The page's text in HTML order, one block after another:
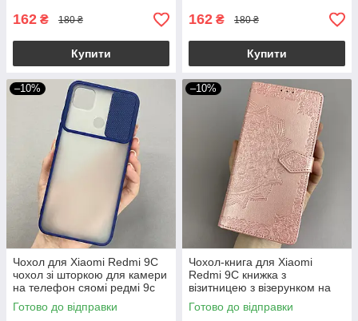
162 ₴ 180 ₴
Купити
162 ₴ 180 ₴
Купити
–10%
Чохол для Xiaomi Redmi 9C
чохол зі шторкою для камери
на телефон сяомі редмі 9с
темно-синій cur
Готово до відправки
–10%
Чохол-книга для Xiaomi
Redmi 9C книжка з
візитницею з візерунком на
телефон сяомі редмі 9с
рожева art
Готово до відправки